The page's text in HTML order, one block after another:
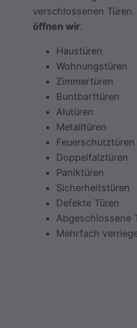
verschlossenen Türen.
öffnen wir:
Haustüren
Wohnungstüren
Zimmertüren
Buntbarttüren
Alutüren
Metalltüren
Feuerschutztüren
Doppelfalztüren
Paniktüren
Sicherheitstüren
Defekte Türen
Abgeschlossene
Mehrfach